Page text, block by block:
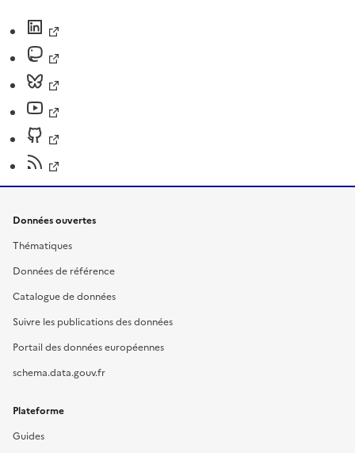
Données ouvertes
Thématiques
Données de référence
Catalogue de données
Suivre les publications des données
Portail des données européennes
schema.data.gouv.fr
Plateforme
Guides